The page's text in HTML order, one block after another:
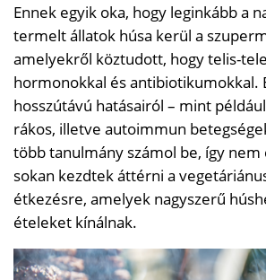
Ennek egyik oka, hogy leginkább a
termelt állatok húsa kerül a
amelyekről köztudott, hogy telis-
hormonokkal és antibiotikumokkal.
hosszútávú hatásairól – mint
rákos, illetve autoimmun
több tanulmány számol be, így nem
sokan kezdtek áttérni a
étkezésre, amelyek nagyszerű
ételeket kínálnak.